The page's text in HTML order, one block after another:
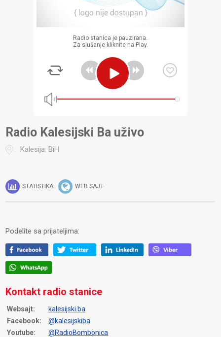
Radio stanica je pauzirana.
Za slušanje kliknite na Play.
Radio Kalesijski Ba uživo
Kalesija,BiH
STATISTIKA WEB SAJT
Podelite sa prijateljima:
Kontakt radio stanice
Websajt:
kalesijski.ba
Facebook:
@kalesijskiba
Youtube:
@RadioBombonica